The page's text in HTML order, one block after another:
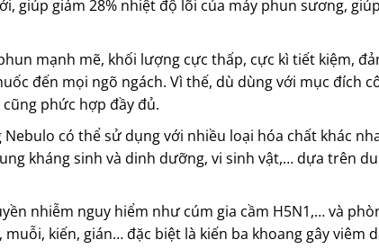
giúp giảm 28% nhiệt độ lõi của máy phun sương,
mạnh mẽ, khối lượng cực thấp, cực kì tiết kiệm,
đến mọi ngõ ngách. Vì thế, dù dùng với mục đích
phức hợp đầy đủ.
có thể sử dụng với nhiều loại hóa chất khác
kháng sinh và dinh dưỡng, vi sinh vật,… dựa trên
nhiễm nguy hiểm như cúm gia cầm H5N1,… và
kiến, gián… đặc biệt là kiến ba khoang gây viêm